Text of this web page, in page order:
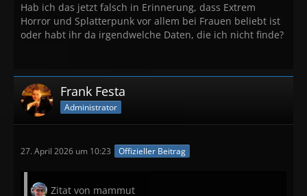
Hab ich das jetzt falsch in Erinnerung, dass Extrem
Horror und Splatterpunk vor allem bei Frauen beliebt ist
oder habt ihr da irgendwelche Daten, die ich nicht finde?
Frank Festa
Administrator
27. April 2026 um 10:23 Offizieller Beitrag
Zitat von mammut